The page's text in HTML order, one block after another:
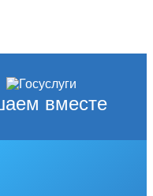
вместе